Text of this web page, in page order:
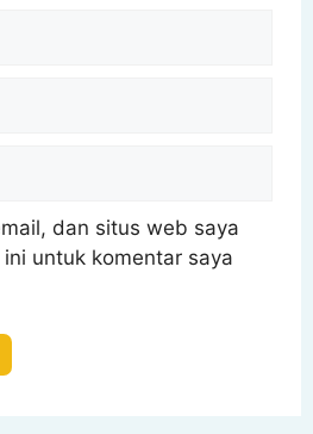
dan situs web saya
untuk komentar saya